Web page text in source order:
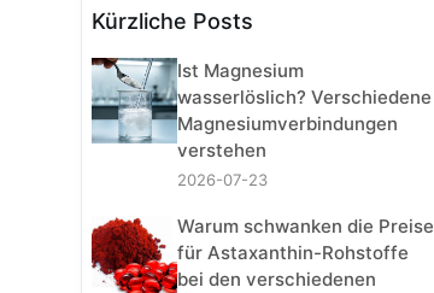
Kürzliche Posts
Ist Magnesium
wasserlöslich? Verschiedene
Magnesiumverbindungen
verstehen
2026-07-23
Warum schwanken die Preise
für Astaxanthin-Rohstoffe
bei den verschiedenen